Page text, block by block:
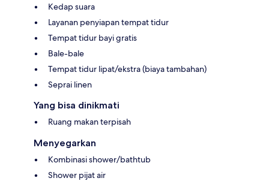
Kedap suara
Layanan penyiapan tempat tidur
Tempat tidur bayi gratis
Bale-bale
Tempat tidur lipat/ekstra (biaya tambahan)
Seprai linen
Yang bisa dinikmati
Ruang makan terpisah
Menyegarkan
Kombinasi shower/bathtub
Shower pijat air